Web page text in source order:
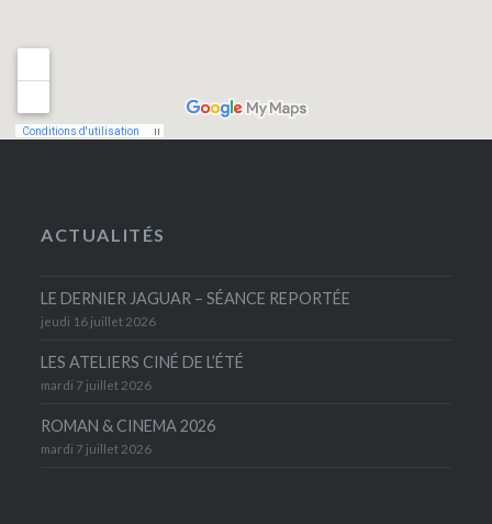
ACTUALITÉS
LE DERNIER JAGUAR – SÉANCE REPORTÉE
jeudi 16 juillet 2026
LES ATELIERS CINÉ DE L’ÉTÉ
mardi 7 juillet 2026
ROMAN & CINEMA 2026
mardi 7 juillet 2026